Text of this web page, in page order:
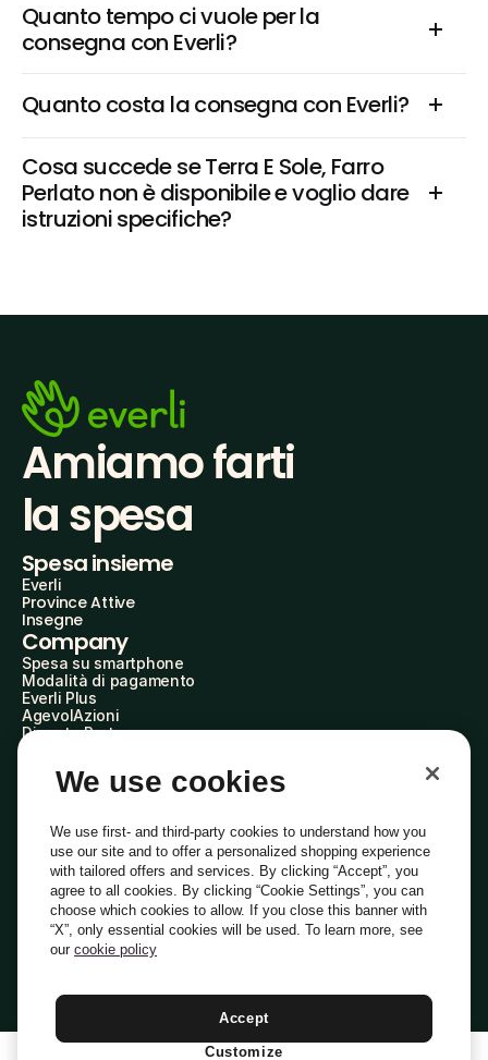
Quanto tempo ci vuole per la
consegna con Everli?
Quanto costa la consegna con Everli?
Cosa succede se Terra E Sole, Farro
Perlato non è disponibile e voglio dare
istruzioni specifiche?
Amiamo farti
la spesa
Spesa insieme
Everli
Province Attive
Insegne
Company
Spesa su smartphone
Modalità di pagamento
Everli Plus
AgevolAzioni
Diventa Partner
Everli Shoppers
About Us
Everli News
Domande frequenti
Lavora con noi
Diventa Shopper
Investitori
PrivacyCookiePreferenze Cookie
Termini e CondizioniCodice Etico
Indirizzo PEC: everli@pec.it - indirizzo DPO: dpo@everli.com
Italiano
We use cookies
We use first- and third-party cookies to understand how you
use our site and to offer a personalized shopping experience
with tailored offers and services. By clicking “Accept”, you
agree to all cookies. By clicking “Cookie Settings”, you can
choose which cookies to allow. If you close this banner with
“X”, only essential cookies will be used. To learn more, see
our cookie policy
Accept
Customize